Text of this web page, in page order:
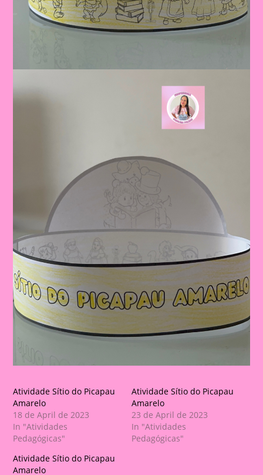
Atividade Sítio do Picapau
Amarelo
18 de April de 2023
In "Atividades
Pedagógicas"
Atividade Sítio do Picapau
Amarelo
23 de April de 2023
In "Atividades
Pedagógicas"
Atividade Sítio do Picapau
Amarelo